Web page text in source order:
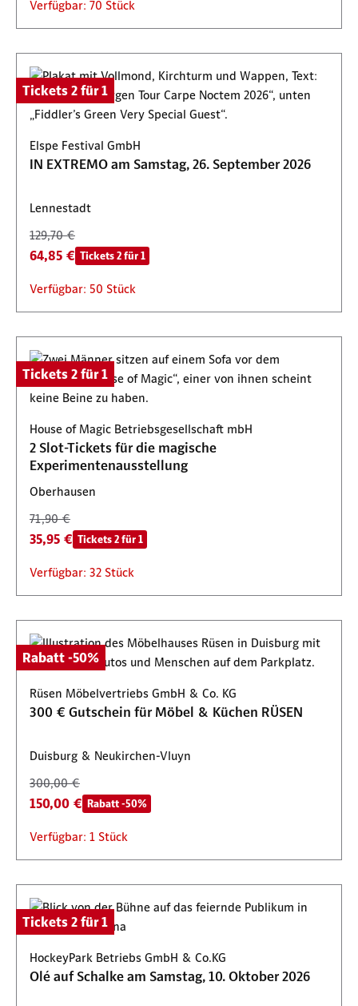
Verfügbar: 70 Stück
Tickets 2 für 1
Elspe Festival GmbH
IN EXTREMO am Samstag, 26. September 2026
Lennestadt
129,70 €
64,85 € Tickets 2 für 1
Verfügbar: 50 Stück
Tickets 2 für 1
House of Magic Betriebsgesellschaft mbH
2 Slot-Tickets für die magische
Experimentenausstellung
Oberhausen
71,90 €
35,95 € Tickets 2 für 1
Verfügbar: 32 Stück
Rabatt -50%
Rüsen Möbelvertriebs GmbH & Co. KG
300 € Gutschein für Möbel & Küchen RÜSEN
Duisburg & Neukirchen-Vluyn
300,00 €
150,00 € Rabatt -50%
Verfügbar: 1 Stück
Tickets 2 für 1
HockeyPark Betriebs GmbH & Co.KG
Olé auf Schalke am Samstag, 10. Oktober 2026